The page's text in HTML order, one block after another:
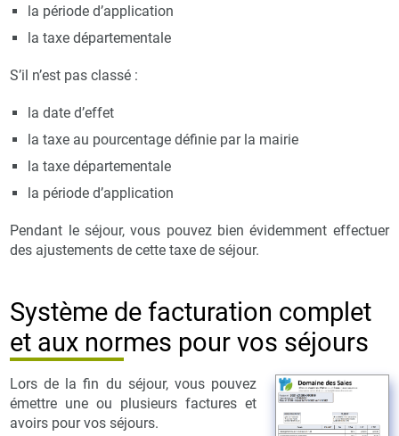
la période d’application
la taxe départementale
S’il n’est pas classé :
la date d’effet
la taxe au pourcentage définie par la mairie
la taxe départementale
la période d’application
Pendant le séjour, vous pouvez bien évidemment effectuer
des ajustements de cette taxe de séjour.
Système de facturation complet
et aux normes pour vos séjours
Lors de la fin du séjour, vous pouvez
émettre une ou plusieurs factures et
avoirs pour vos séjours.